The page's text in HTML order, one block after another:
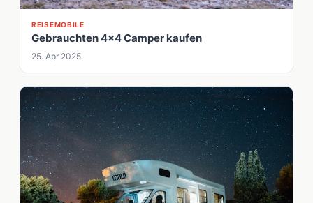
REISEMOBILE
Gebrauchten 4x4 Camper kaufen
25. Apr 2025